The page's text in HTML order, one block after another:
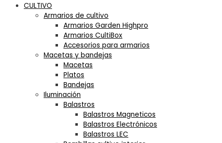
CULTIVO
Armarios de cultivo
Armarios Garden Highpro
Armarios CultiBox
Accesorios para armarios
Macetas y bandejas
Macetas
Platos
Bandejas
Iluminación
Balastros
Balastros Magneticos
Balastros Electrónicos
Balastros LEC